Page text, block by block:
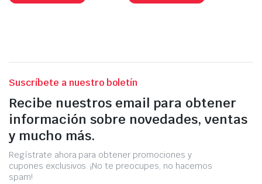
Suscríbete a nuestro boletín
Recibe nuestros email para obtener
información sobre novedades, ventas
y mucho más.
Regístrate ahora para obtener promociones y
cupones exclusivos. ¡No te preocupes, no hacemos
spam!